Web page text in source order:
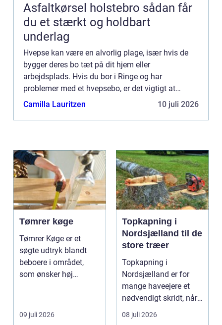
Asfaltkørsel holstebro sådan får
du et stærkt og holdbart
underlag
Hvepse kan være en alvorlig plage, især hvis de
bygger deres bo tæt på dit hjem eller
arbejdsplads. Hvis du bor i Ringe og har
problemer med et hvepsebo, er det vigtigt at
handle hurtigt for at beskytte dig selv og andre
Camilla Lauritzen 10 juli 2026
Tømrer køge
Tømrer Køge er et
søgte udtryk blandt
beboere i området,
som ønsker høj
09 juli 2026
Topkapning i
Nordsjælland til de
store træer
Topkapning i
Nordsjælland er for
mange haveejere et
nødvendigt skridt, når
store ...
08 juli 2026